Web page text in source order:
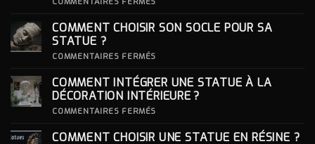
POUR
ICONIQUES
DES
CÉRÉMONIES
COMMENT CHOISIR SON SOCLE POUR SA
STATUE ?
COMMENTAIRES FERMÉS
SON
SOCLE
POUR
COMMENT INTÉGRER UNE STATUE À LA
DÉCORATION INTÉRIEURE ?
COMMENTAIRES FERMÉS
UNE
COMMENT CHOISIR UNE STATUE EN RÉSINE ?